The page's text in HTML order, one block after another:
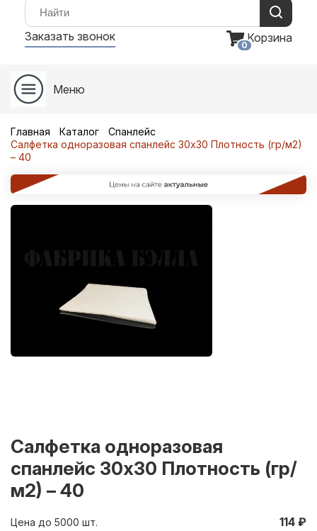
Заказать звонок Корзина
0
Меню
Главная Каталог
Спанлейс
Салфетка одноразовая спанлейс 30х30 Плотность (гр/м2)
– 40
Салфетка одноразовая
спанлейс 30х30 Плотность (гр/
м2) – 40
Цена до 5000 шт. 114 ₽